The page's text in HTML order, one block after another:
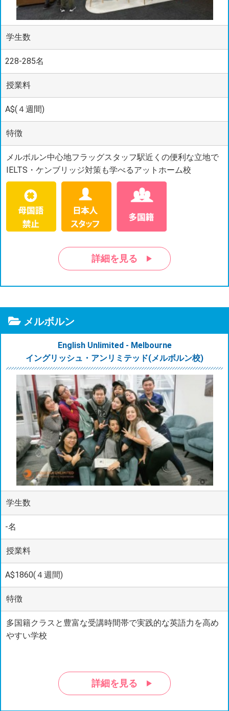
学生数
228-285名
授業料
A$(４週間)
特徴
メルボルン中心地フラッグスタッフ駅近くの便利な立地で
IELTS・ケンブリッジ対策も学べるアットホーム校
詳細を見る
メルボルン
English Unlimited - Melbourne
イングリッシュ・アンリミテッド(メルボルン校)
学生数
-名
授業料
A$1860(４週間)
特徴
多国籍クラスと豊富な受講時間帯で実践的な英語力を高め
やすい学校
詳細を見る